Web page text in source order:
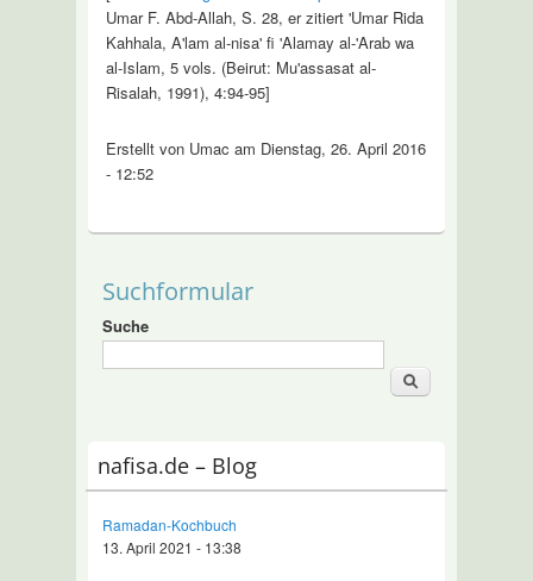
Umar F. Abd-Allah, S. 28, er zitiert 'Umar Rida
Kahhala, A'lam al-nisa' fi 'Alamay al-'Arab wa
al-Islam, 5 vols. (Beirut: Mu'assasat al-
Risalah, 1991), 4:94-95]
Erstellt von Umac am Dienstag, 26. April 2016
- 12:52
Suchformular
Suche
nafisa.de – Blog
Ramadan-Kochbuch
13. April 2021 - 13:38